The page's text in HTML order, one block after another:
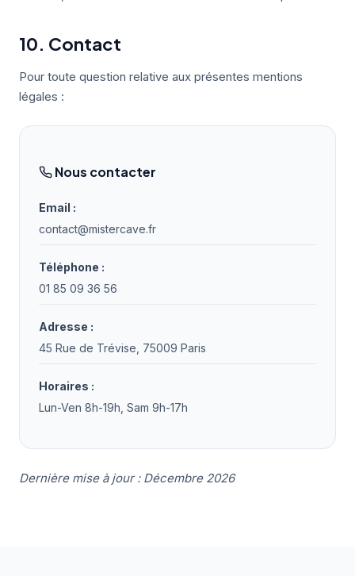
10. Contact
Pour toute question relative aux présentes mentions
légales :
Nous contacter
Email :
contact@mistercave.fr
Téléphone :
01 85 09 36 56
Adresse :
45 Rue de Trévise, 75009 Paris
Horaires :
Lun-Ven 8h-19h, Sam 9h-17h
Dernière mise à jour : Décembre 2026